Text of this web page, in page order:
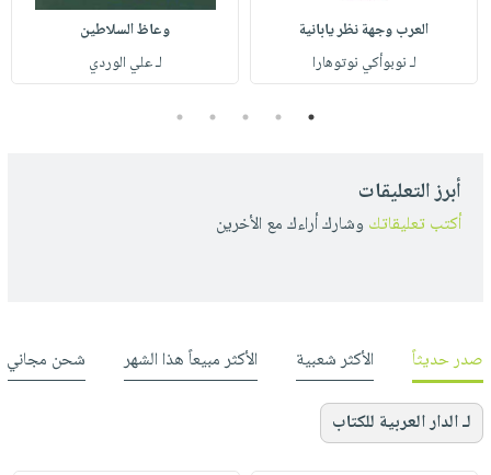
العرب وجهة نظر يابانية
لـ نوبوأكي نوتوهارا
وعاظ السلاطين
لـ علي الوردي
1
2
3
4
5
أبرز التعليقات
أكتب تعليقاتك وشارك أراءك مع الأخرين
صدر حديثاً الأكثر شعبية الأكثر مبيعاً هذا الشهر شحن مجاني
لـ الدار العربية للكتاب